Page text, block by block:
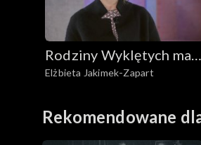
Rodziny Wyklętych mają
głos
Elżbieta Jakimek-Zapart
Rekomendowane